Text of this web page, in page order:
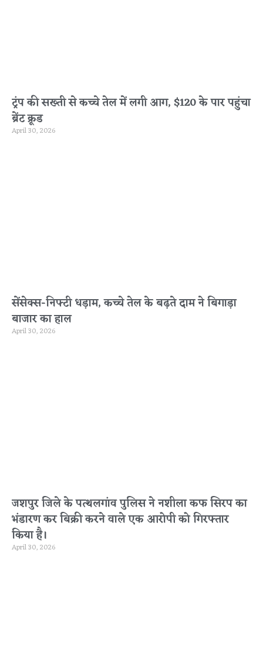
ट्रंप की सख्ती से कच्चे तेल में लगी आग, $120 के पार पहुंचा
ब्रेंट क्रूड
April 30, 2026
सेंसेक्स-निफ्टी धड़ाम, कच्चे तेल के बढ़ते दाम ने बिगाड़ा
बाजार का हाल
April 30, 2026
जशपुर जिले के पत्थलगांव पुलिस ने नशीला कफ सिरप का
भंडारण कर बिक्री करने वाले एक आरोपी को गिरफ्तार
किया है।
April 30, 2026